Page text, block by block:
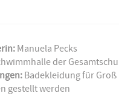
Manuela Pecks
der
Badekleidung für
gestellt werden